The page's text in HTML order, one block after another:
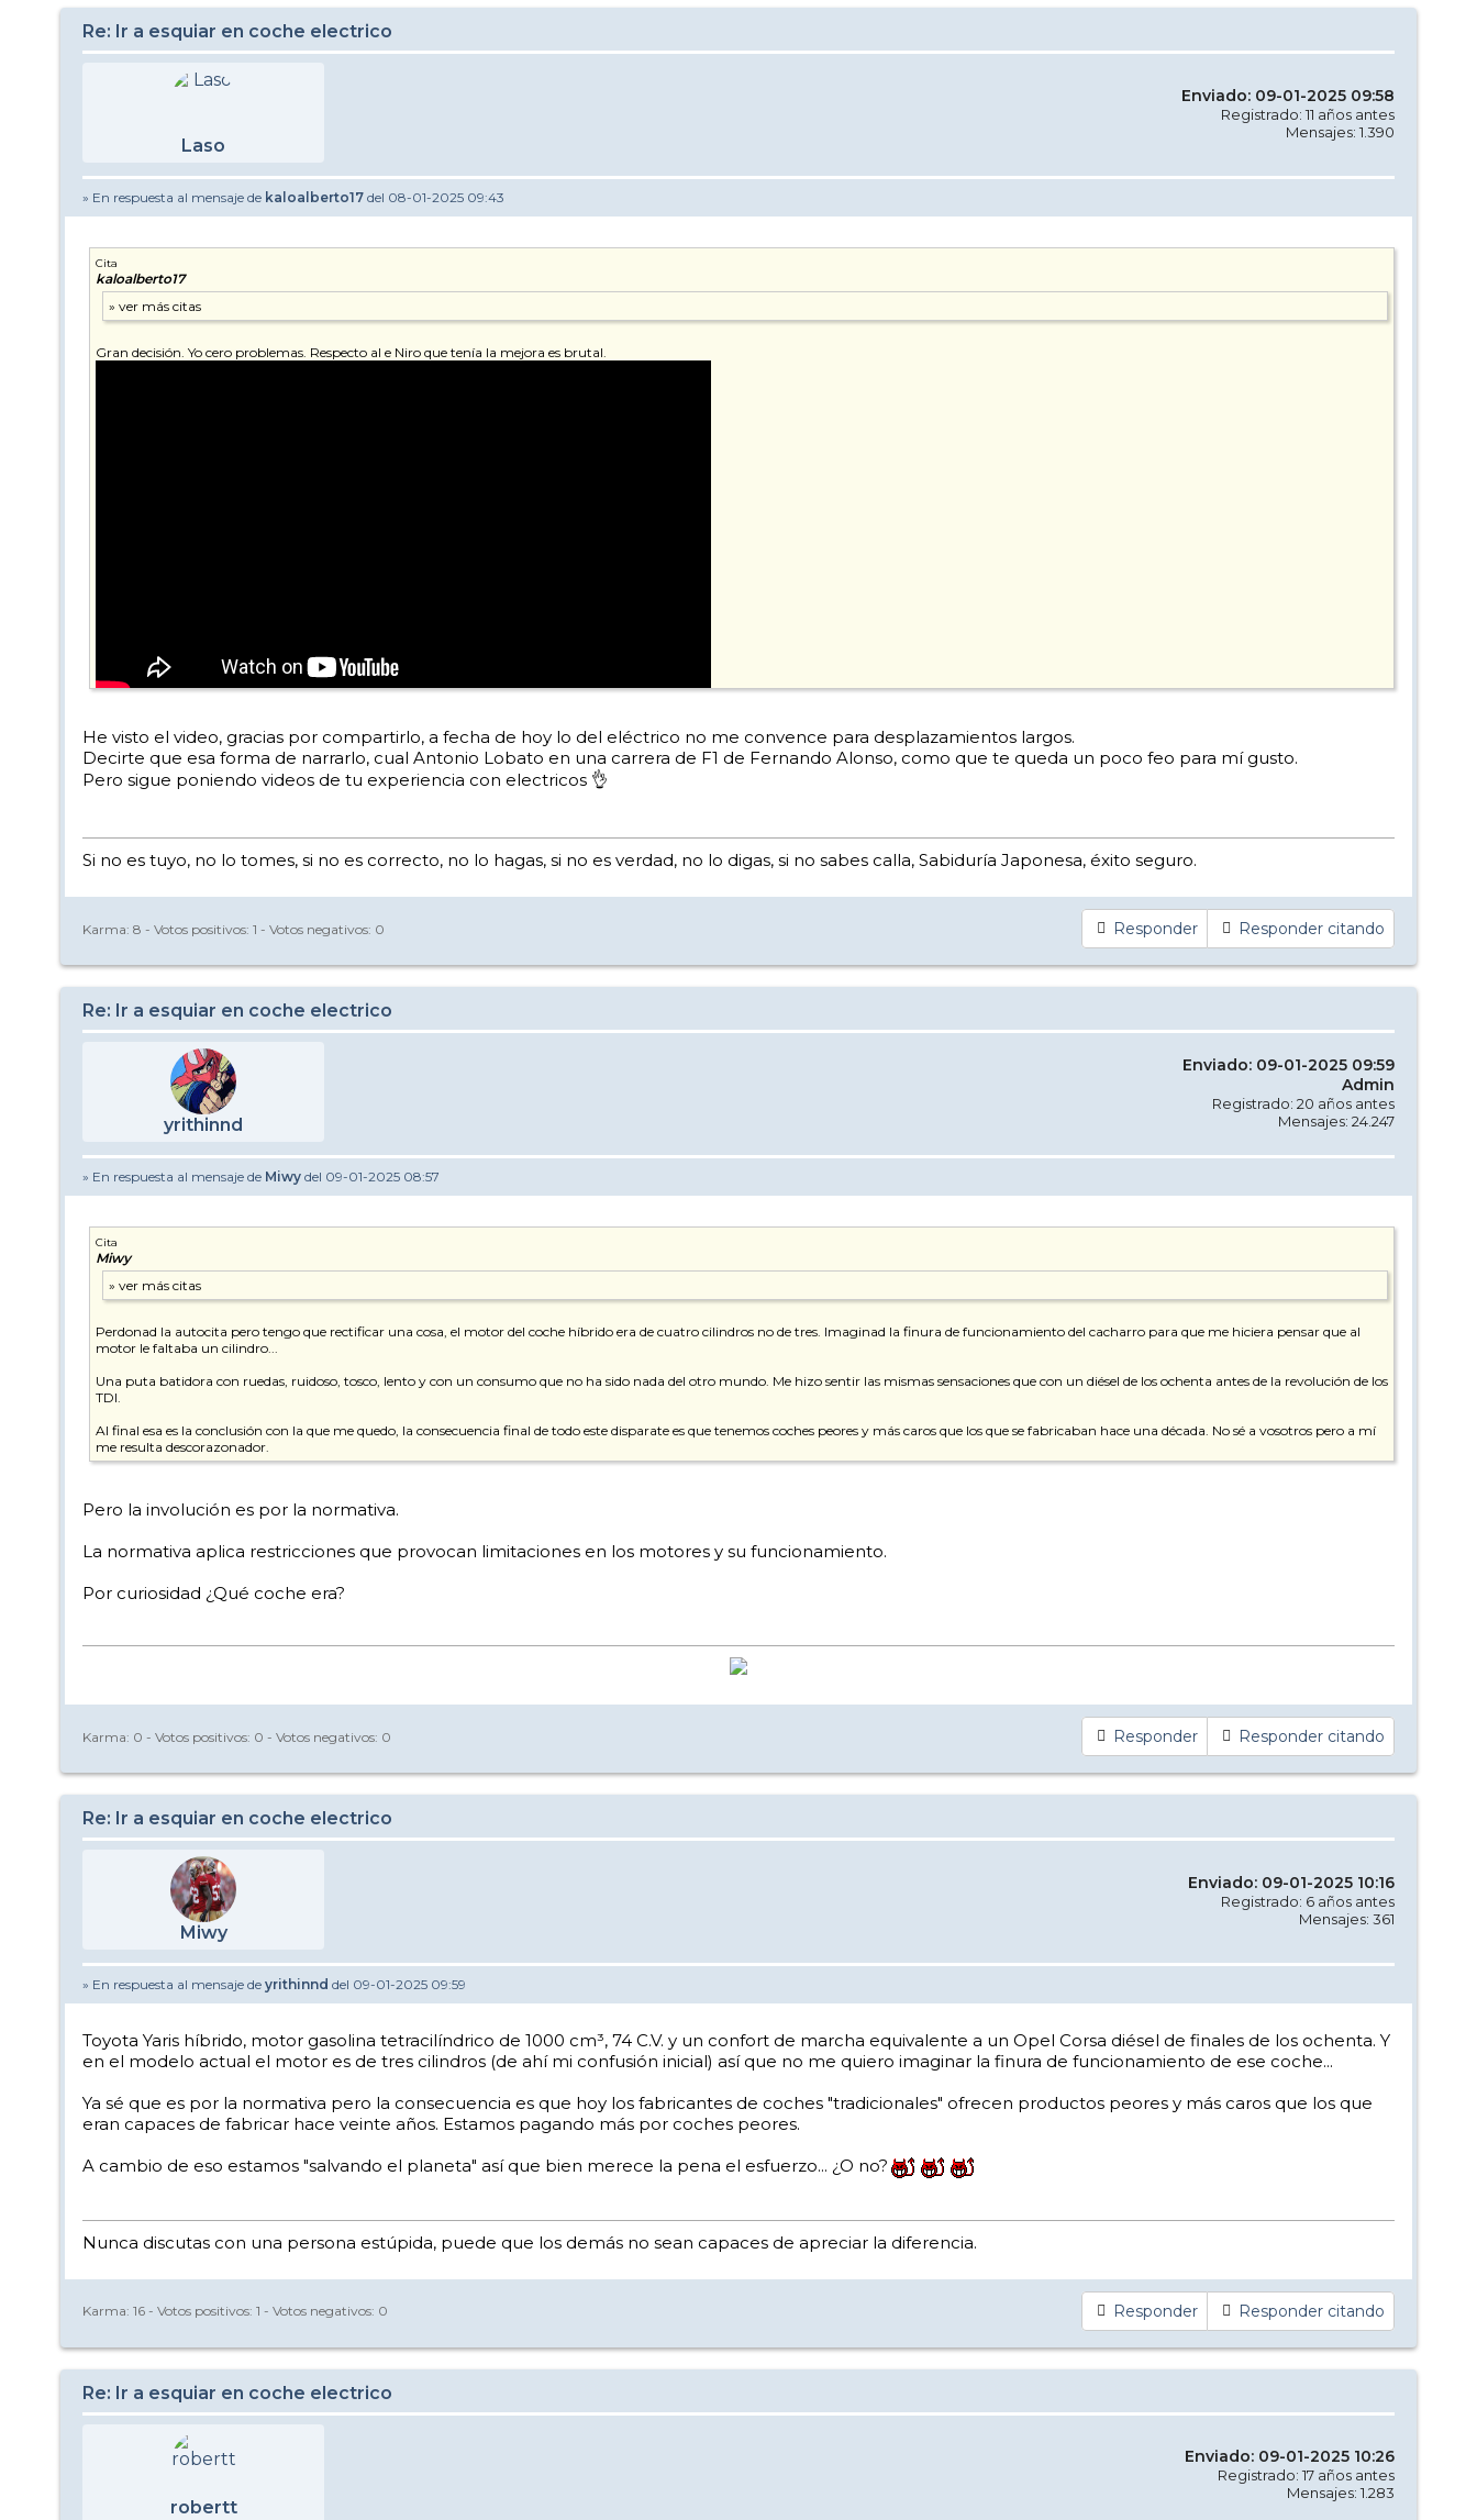
Re: Ir a esquiar en coche electrico
Laso
Enviado: 09-01-2025 09:58
Registrado: 11 años antes
Mensajes: 1.390
» En respuesta al mensaje de kaloalberto17 del 08-01-2025 09:43
Cita
kaloalberto17
Gran decisión. Yo cero problemas. Respecto al e Niro que tenía la mejora es brutal.
He visto el video, gracias por compartirlo, a fecha de hoy lo del eléctrico no me convence para desplazamientos largos.
Decirte que esa forma de narrarlo, cual Antonio Lobato en una carrera de F1 de Fernando Alonso, como que te queda un poco feo para mí gusto.
Pero sigue poniendo videos de tu experiencia con electricos 👌
Si no es tuyo, no lo tomes, si no es correcto, no lo hagas, si no es verdad, no lo digas, si no sabes calla, Sabiduría Japonesa, éxito seguro.
Responder Responder citando
Karma: 8 - Votos positivos: 1 - Votos negativos: 0
Re: Ir a esquiar en coche electrico
yrithinnd
Enviado: 09-01-2025 09:59
Admin
Registrado: 20 años antes
Mensajes: 24.247
» En respuesta al mensaje de Miwy del 09-01-2025 08:57
Cita
Miwy
Perdonad la autocita pero tengo que rectificar una cosa, el motor del coche híbrido era de cuatro cilindros no de tres. Imaginad la finura de funcionamiento del cacharro para que me hiciera pensar que al
motor le faltaba un cilindro...
Una puta batidora con ruedas, ruidoso, tosco, lento y con un consumo que no ha sido nada del otro mundo. Me hizo sentir las mismas sensaciones que con un diésel de los ochenta antes de la revolución de los
TDI.
Al final esa es la conclusión con la que me quedo, la consecuencia final de todo este disparate es que tenemos coches peores y más caros que los que se fabricaban hace una década. No sé a vosotros pero a mí
me resulta descorazonador.
Pero la involución es por la normativa.
La normativa aplica restricciones que provocan limitaciones en los motores y su funcionamiento.
Por curiosidad ¿Qué coche era?
Responder Responder citando
Karma: 0 - Votos positivos: 0 - Votos negativos: 0
Re: Ir a esquiar en coche electrico
Miwy
Enviado: 09-01-2025 10:16
Registrado: 6 años antes
Mensajes: 361
» En respuesta al mensaje de yrithinnd del 09-01-2025 09:59
Toyota Yaris híbrido, motor gasolina tetracilíndrico de 1000 cm³, 74 C.V. y un confort de marcha equivalente a un Opel Corsa diésel de finales de los ochenta. Y
en el modelo actual el motor es de tres cilindros (de ahí mi confusión inicial) así que no me quiero imaginar la finura de funcionamiento de ese coche...
Ya sé que es por la normativa pero la consecuencia es que hoy los fabricantes de coches "tradicionales" ofrecen productos peores y más caros que los que
eran capaces de fabricar hace veinte años. Estamos pagando más por coches peores.
A cambio de eso estamos "salvando el planeta" así que bien merece la pena el esfuerzo... ¿O no?
Nunca discutas con una persona estúpida, puede que los demás no sean capaces de apreciar la diferencia.
Responder Responder citando
Karma: 16 - Votos positivos: 1 - Votos negativos: 0
Re: Ir a esquiar en coche electrico
robertt
Enviado: 09-01-2025 10:26
Registrado: 17 años antes
Mensajes: 1.283